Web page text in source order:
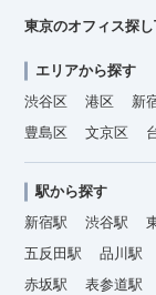
東京のオフィス探
エリアから探す
渋谷区
港区 新
豊島区
文京区
駅から探す
新宿駅
渋谷駅
五反田駅
品川駅
赤坂駅
表参道駅